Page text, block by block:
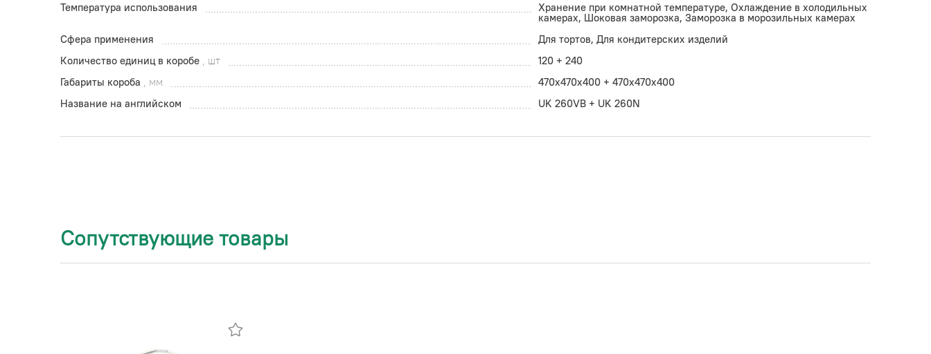
Температура использования
Хранение при комнатной температуре, Охлаждение в холодильных
камерах, Шоковая заморозка, Заморозка в морозильных камерах
Сфера применения
Для тортов, Для кондитерских изделий
Количество единиц в коробе , шт
120 + 240
Габариты короба , мм
470x470х400 + 470x470х400
Название на английском
UK 260VB + UK 260N
Сопутствующие товары